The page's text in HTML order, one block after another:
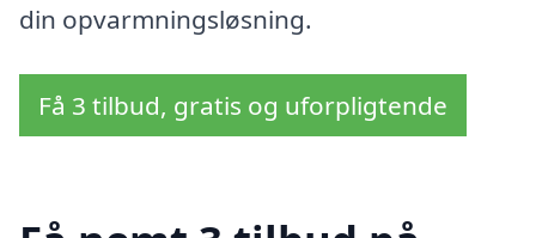
din opvarmningsløsning.
Få 3 tilbud, gratis og uforpligtende